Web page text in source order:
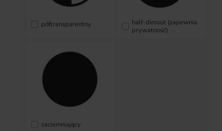
półtransparentny
half-dimout (zapewnia
prywatność)
zaciemniający